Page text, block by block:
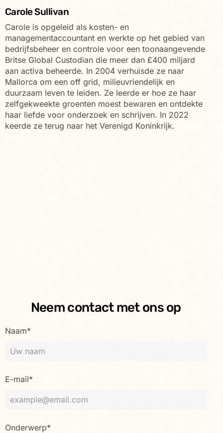
Carole Sullivan
Carole is opgeleid als kosten- en
managementaccountant en werkte op het gebied van
bedrijfsbeheer en controle voor een toonaangevende
Britse Global Custodian die meer dan £400 miljard
aan activa beheerde. In 2004 verhuisde ze naar
Mallorca om een off grid, milieuvriendelijk en
duurzaam leven te leiden. Ze leerde er hoe ze haar
zelfgekweekte groenten moest bewaren en ontdekte
haar liefde voor onderzoek en schrijven. In 2022
keerde ze terug naar het Verenigd Koninkrijk.
Neem contact met ons op
Naam*
E-mail*
Onderwerp*